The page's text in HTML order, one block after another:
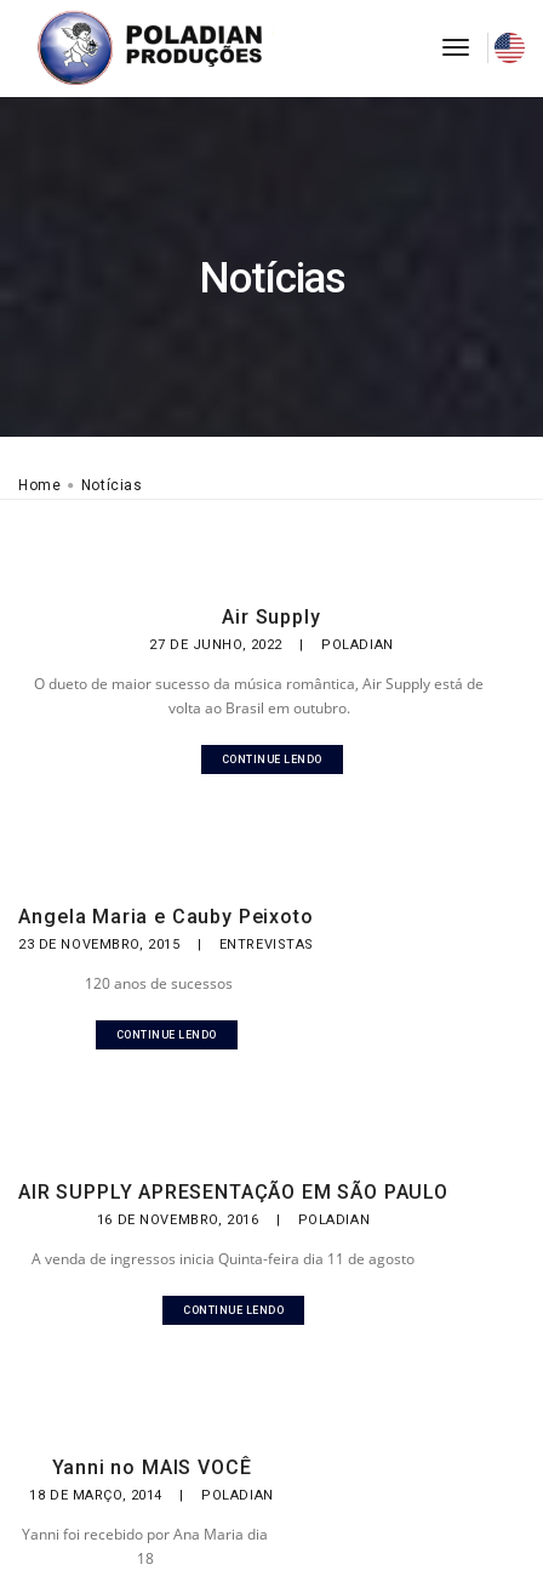
toggle
Notícias
Home Notícias
Air Supply
27 DE JUNHO, 2022 | POLADIAN
O dueto de maior sucesso da música romântica, Air Supply está de
volta ao Brasil em outubro.
CONTINUE LENDO
Angela Maria e Cauby Peixoto
23 DE NOVEMBRO, 2015 | ENTREVISTAS
120 anos de sucessos
CONTINUE LENDO
AIR SUPPLY APRESENTAÇÃO EM SÃO PAULO
16 DE NOVEMBRO, 2016 | POLADIAN
A venda de ingressos inicia Quinta-feira dia 11 de agosto
CONTINUE LENDO
Yanni no MAIS VOCÊ
18 DE MARÇO, 2014 | POLADIAN
Yanni foi recebido por Ana Maria dia
18